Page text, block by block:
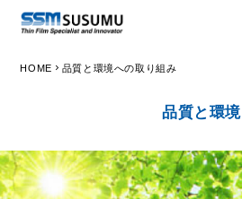
会社情報
HOME chevron_right 品質と環境への取り組み
品質と環境